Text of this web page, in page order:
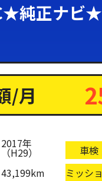
純正ナビ
/月
2017年
（H29） 車検
43,199km
ミッシ